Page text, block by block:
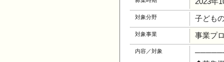
対象分野 子ども
対象事業 事業プ
内容／対象